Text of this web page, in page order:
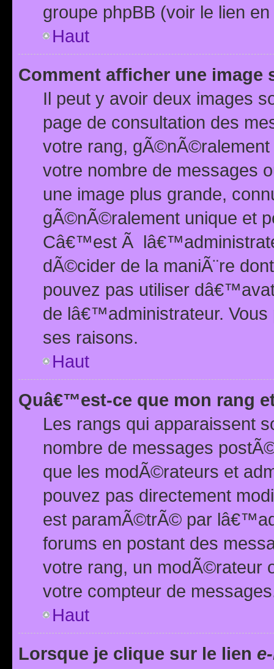
groupe phpBB (voir le lien
Haut
Comment afficher une image
Il peut y avoir deux images
page de consultation des
votre rang,
votre nombre de messages
une image plus grande,
gÃ©nÃ©ralement unique et
Câ€™est Ã
dÃ©cider de la maniÃ¨re
pouvez pas utiliser
de lâ€™administrateur.
ses raisons.
Haut
Quâ€™est-ce que mon rang
Les rangs qui apparaissent
nombre de messages
que les modÃ©rateurs et
pouvez pas directement
est paramÃ©trÃ© par
forums en postant des
votre rang, un modÃ©rateur
votre compteur de
Haut
Lorsque je clique sur le lien